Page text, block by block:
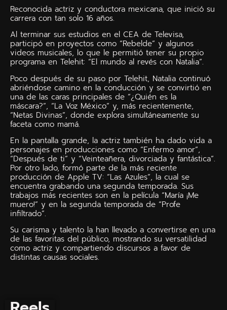
Reconocida actriz y conductora mexicana, que inició su
carrera con tan solo 16 años.
Al terminar sus estudios en el CEA de Televisa,
participó en proyectos como “Rebelde” y algunos
videos musicales, lo que le permitió tener su propio
programa en Telehit: “El mundo al revés con Natalia”.
Poco después de su paso por Telehit, Natalia continuó
abriéndose camino en la conducción y se convirtió en
una de las caras principales de “¿Quién es la
máscara?”, “La Voz México” y, más recientemente,
“Netas Divinas”, donde explora simultáneamente su
faceta como mamá.
En la pantalla grande, la actriz también ha dado vida a
personajes en producciones como “Enfermo amor”,
“Después de ti” y “Veinteañera, divorciada y fantástica”.
Por otro lado, formó parte de la más reciente
producción de Apple TV: “Las Azules”, la cual se
encuentra grabando una segunda temporada. Sus
trabajos más recientes son en la película “María ¡Me
muero!” y en la segunda temporada de “Profe
infiltrado”.
Su carisma y talento la han llevado a convertirse en una
de las favoritas del público, mostrando su versatilidad
como actriz y compartiendo discursos a favor de
distintas causas sociales.